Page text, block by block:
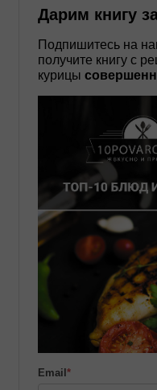
Дарим книгу
Подпишитесь на
получите книгу с
курицы
Email *